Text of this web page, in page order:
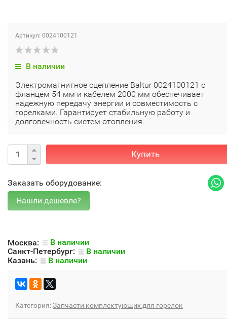
Артикул: 0024100121
В наличии
Электромагнитное сцепление Baltur 0024100121 с
фланцем 54 мм и кабелем 2000 мм обеспечивает
надежную передачу энергии и совместимость с
горелками. Гарантирует стабильную работу и
долговечность систем отопления.
Купить
Заказать оборудование:
Москва:
В наличии
Санкт-Петербург:
В наличии
Казань:
В наличии
Категория:Запчасти комплектующих для горелок